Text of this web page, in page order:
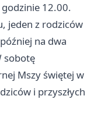
12.00.
jeden z rodziców
na dwa
sobotę
Mszy świętej w
i przyszłych